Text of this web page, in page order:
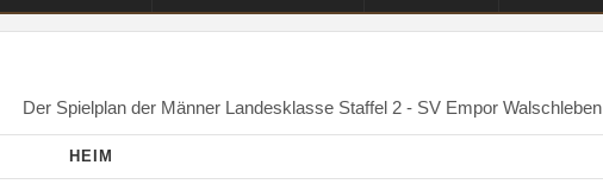
Der Spielplan der Männer Landesklasse Staffel 2 - SV Empor Walschleben
HEIM